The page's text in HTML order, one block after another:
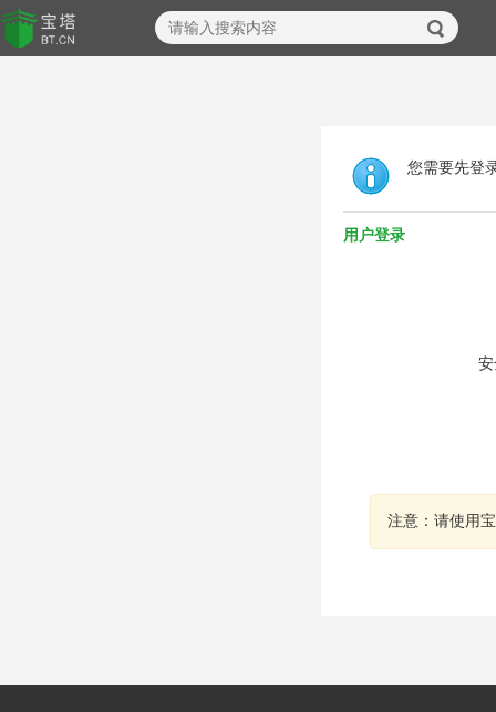
您需要先登
用户登录
注意：请使用